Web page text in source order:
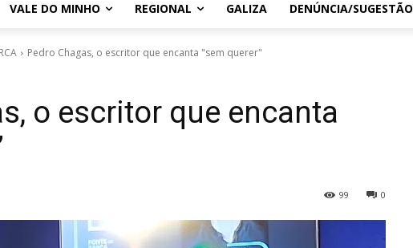
VALE DO MINHO REGIONAL GALIZA DENÚNCIA/SUGESTÃO
Pedro Chagas, o escritor que encanta "sem querer"
o escritor que encanta
0
99